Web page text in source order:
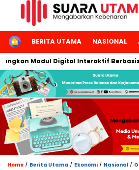
HOMEBERITA UTAMA NASIONAL
Modul Digital Interaktif Berbasis AI
Home / Berita Utama / Ekonomi / Nasional /